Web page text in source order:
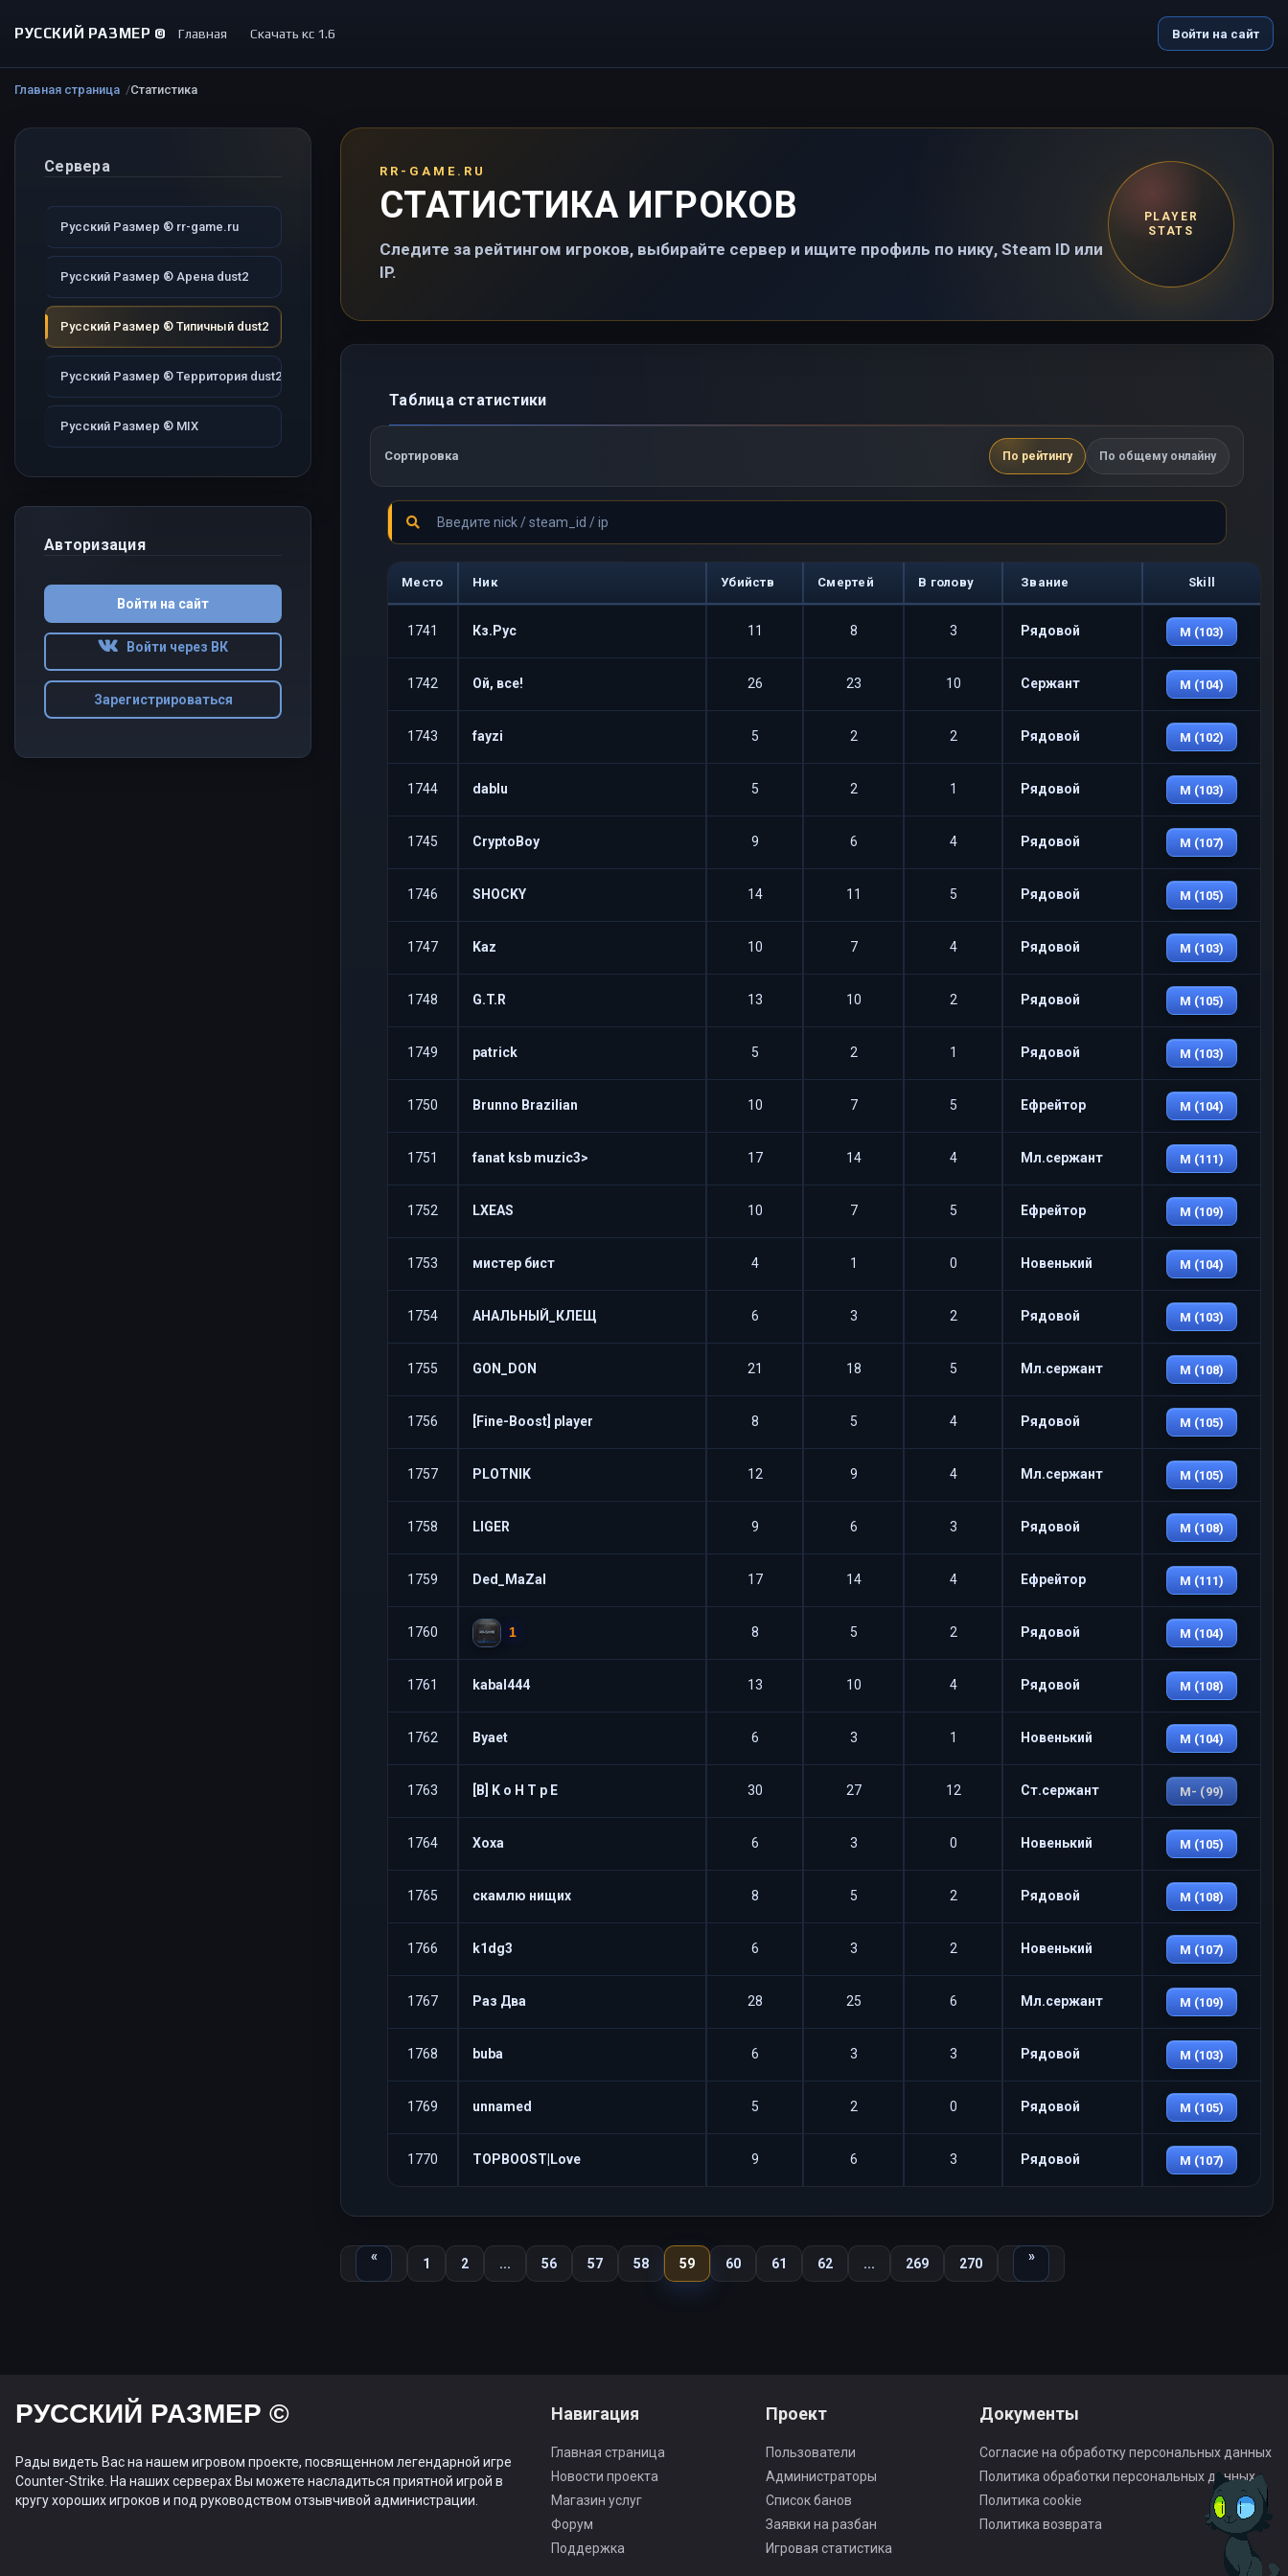
РУССКИЙ РАЗМЕР © Главная Скачать кс 1.6 Войти на сайт
Главная страница Статистика
Сервера
Русский Размер ® rr-game.ru
Русский Размер ® Арена dust2
Русский Размер ® Типичный dust2
Русский Размер ® Территория dust2
Русский Размер ® MIX
Авторизация
Войти на сайт
Войти через ВК
Зарегистрироваться
RR-GAME.RU
СТАТИСТИКА ИГРОКОВ
Следите за рейтингом игроков, выбирайте сервер и ищите профиль по нику, Steam ID или
IP.
PLAYER
STATS
Таблица статистики
Сортировка По рейтингу По общему онлайну
Место Ник Убийств Смертей В голову Звание Skill
1741 Кз.Рус 11 8 3 Рядовой M (103)
1742 Ой, все! 26 23 10 Сержант M (104)
1743 fayzi 5 2 2 Рядовой M (102)
1744 dablu 5 2 1 Рядовой M (103)
1745 CryptoBoy 9 6 4 Рядовой M (107)
1746 SHOCKY 14 11 5 Рядовой M (105)
1747 Kaz 10 7 4 Рядовой M (103)
1748 G.T.R 13 10 2 Рядовой M (105)
1749 patrick 5 2 1 Рядовой M (103)
1750 Brunno Brazilian 10 7 5 Ефрейтор M (104)
1751 fanat ksb muzic3> 17 14 4 Мл.сержант M (111)
1752 LXEAS 10 7 5 Ефрейтор M (109)
1753 мистер бист 4 1 0 Новенький M (104)
1754 АНАЛЬНЫЙ_КЛЕЩ 6 3 2 Рядовой M (103)
1755 GON_DON 21 18 5 Мл.сержант M (108)
1756 [Fine-Boost] player 8 5 4 Рядовой M (105)
1757 PLOTNIK 12 9 4 Мл.сержант M (105)
1758 LIGER 9 6 3 Рядовой M (108)
1759 Ded_MaZaI 17 14 4 Ефрейтор M (111)
1760 1 8 5 2 Рядовой M (104)
1761 kabal444 13 10 4 Рядовой M (108)
1762 Byaet 6 3 1 Новенький M (104)
1763 [B] K o H T p E 30 27 12 Ст.сержант M- (99)
1764 Xoxa 6 3 0 Новенький M (105)
1765 скамлю нищих 8 5 2 Рядовой M (108)
1766 k1dg3 6 3 2 Новенький M (107)
1767 Раз Два 28 25 6 Мл.сержант M (109)
1768 buba 6 3 3 Рядовой M (103)
1769 unnamed 5 2 0 Рядовой M (105)
1770 TOPBOOST|Love 9 6 3 Рядовой M (107)
«
Назад
1 2 ... 56 57 58 59 60 61 62 ... 269 270 »
Вперед
РУССКИЙ РАЗМЕР ©
Рады видеть Вас на нашем игровом проекте, посвященном легендарной игре
Counter-Strike. На наших серверах Вы можете насладиться приятной игрой в
кругу хороших игроков и под руководством отзывчивой администрации.
Навигация
Главная страница
Новости проекта
Магазин услуг
Форум
Поддержка
Проект
Пользователи
Администраторы
Список банов
Заявки на разбан
Игровая статистика
Документы
Согласие на обработку персональных данных
Политика обработки персональных данных
Политика cookie
Политика возврата